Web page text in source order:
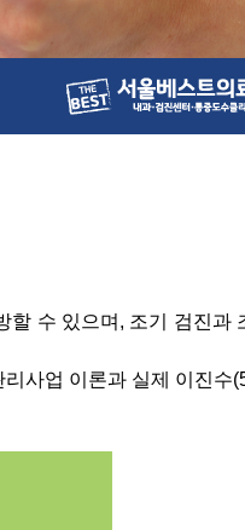
수 있으며, 조기 검진과
실제 이진수(5대 국